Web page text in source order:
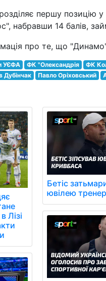
першу позицію
набравши 14 балів,
про те, що
УЄФА ФК "Олександрія ФК
Дубінчак Павло Оріховський
Лізі
Бетіс
ювілею